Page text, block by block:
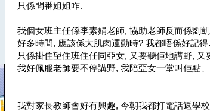
只係問番姐姐咋.
我個女班主任係李素娟老師, 協助老師反而係劉
好多時間, 應該係大肌肉運動時? 我都唔係好記
只係掛住望住班住任同亞女, 又要聽佢地講野,
我好佩服老師要不停講野, 我陪亞女一堂叫佢點
我對家長教師會好有興趣, 今朝我都打電話返學